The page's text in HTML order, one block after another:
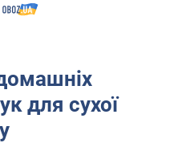
для сухої